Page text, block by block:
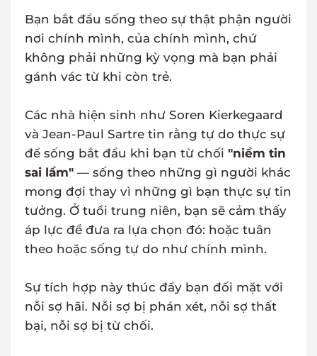
Bạn bắt đầu sống theo sự thật phận người
nơi chính mình, của chính mình, chứ
không phải những kỳ vọng mà bạn phải
gánh vác từ khi còn trẻ.
Các nhà hiện sinh như Soren Kierkegaard
và Jean-Paul Sartre tin rằng tự do thực sự
để sống bắt đầu khi bạn từ chối "niềm tin
sai lầm" — sống theo những gì người khác
mong đợi thay vì những gì bạn thực sự tin
tưởng. Ở tuổi trung niên, bạn sẽ cảm thấy
áp lực để đưa ra lựa chọn đó: hoặc tuân
theo hoặc sống tự do như chính mình.
Sự tích hợp này thúc đẩy bạn đối mặt với
nỗi sợ hãi. Nỗi sợ bị phán xét, nỗi sợ thất
bại, nỗi sợ bị từ chối.